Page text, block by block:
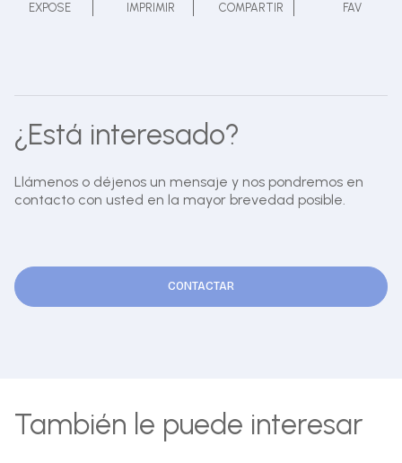
EXPOSE IMPRIMIR COMPARTIR FAV
¿Está interesado?
Llámenos o déjenos un mensaje y nos pondremos en
contacto con usted en la mayor brevedad posible.
CONTACTAR
También le puede interesar